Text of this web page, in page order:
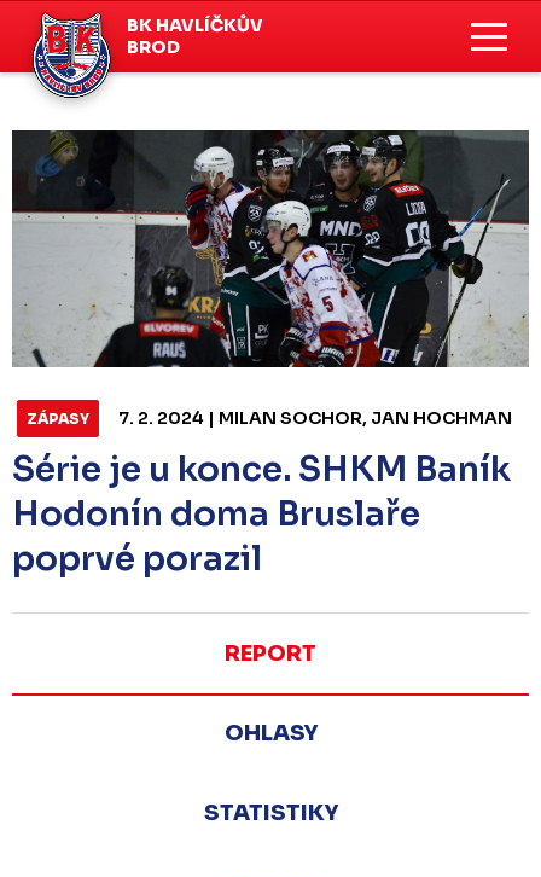
BK HAVLÍČKŮV
BROD
ZÁPASY 7. 2. 2024 | MILAN SOCHOR, JAN HOCHMAN
Série je u konce. SHKM Baník
Hodonín doma Bruslaře
poprvé porazil
REPORT
OHLASY
STATISTIKY